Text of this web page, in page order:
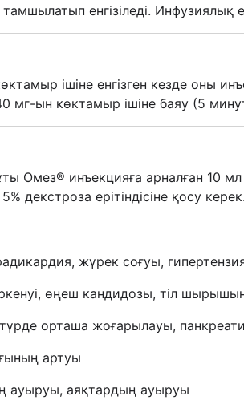
енгізіледі. Инфузиялық
ішіне енгізген кезде оны
ын көктамыр ішіне баяу (5
Омез® инъекцияға арналған 10
декстроза ерітіндісіне қосу керек.
жүрек соғуы, гипертензия,
өңеш кандидозы, тіл
орташа жоғарылауы,
артуы
ауыруы, аяқтардың ауыруы